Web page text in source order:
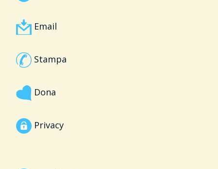
Email
Stampa
Dona
Privacy